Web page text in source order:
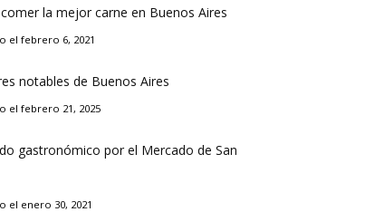
la mejor carne en Buenos Aires
el febrero 6, 2021
notables de Buenos Aires
el febrero 21, 2025
gastronómico por el Mercado de San
el enero 30, 2021